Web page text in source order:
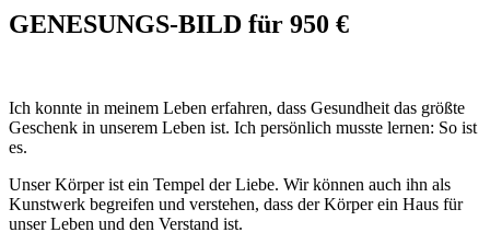
GENESUNGS-BILD für 950 €
Ich konnte in meinem Leben erfahren, dass Gesundheit das größte
Geschenk in unserem Leben ist. Ich persönlich musste lernen: So ist
es.
Unser Körper ist ein Tempel der Liebe. Wir können auch ihn als
Kunstwerk begreifen und verstehen, dass der Körper ein Haus für
unser Leben und den Verstand ist.